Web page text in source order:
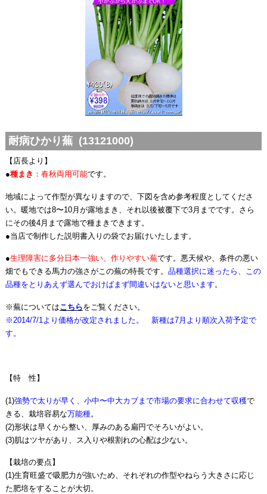
耐病ひかり蕪 (13121000)
【店長より】
●種まき ：春秋両用可能です。
地域によって作型が異なりますので、下図を含め参考程度としてくださ
い。暖地では8〜10月が露地まき、それ以後被覆下で3月までです。さら
にその後4月まで露地で種まきできます。
●当店で制作した説明書入りの袋でお届けいたします。
●生理障害に多分日本一強い、作りやすい蕪です。悪天候や、条件の悪い
畑でもできる馬力の強さがこの蕪の特長です。 品種選択に迷ったら、この
品種をとりあえず選んでおけばまず間違いはないと思います。
※蕪についてはこちらをご覧ください。
※2014/7/1より価格が改定されました。 新種は7月より順次入荷予定で
す。
【特 性】
(1)強勢で太りが早く、小中〜中大カブまで市場の要求に合わせて収穫で
きる、栽培容易な万能種。
(2)形状は早くから整い、厚みのある扁円でそろいがよい。
(3)肌はツヤがあり、ス入りや根割れの心配は少ない。
【栽培の要点】
(1)生育旺盛で吸肥力が強いため、それぞれの作型やねらう大きさに応じ
た肥培をすることが大切。